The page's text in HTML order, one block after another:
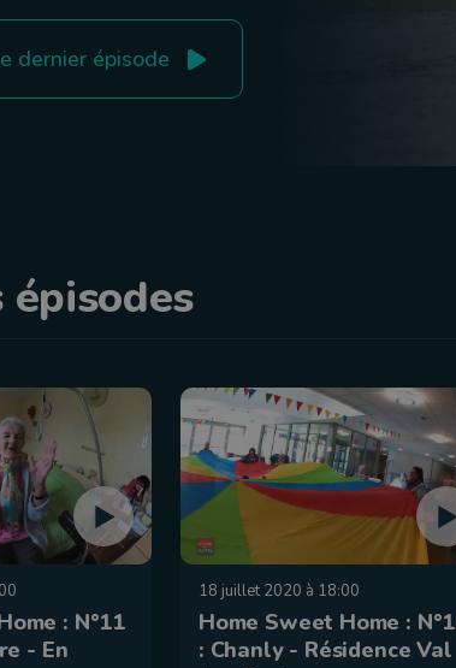
dernier épisode
épisodes
: N°11
- En
18 juillet 2020 à 18:00
Home Sweet Home :
: Chanly - Résidence Val